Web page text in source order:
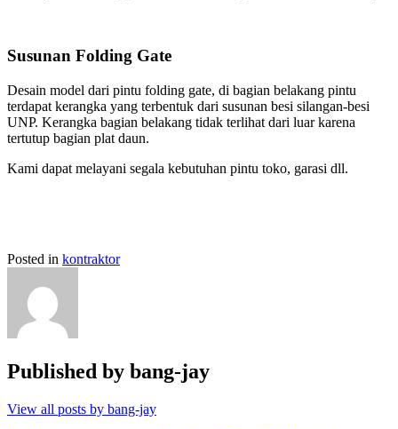
Susunan Folding Gate
Desain model dari pintu folding gate, di bagian belakang pintu
terdapat kerangka yang terbentuk dari susunan besi silangan-besi
UNP. Kerangka bagian belakang tidak terlihat dari luar karena
tertutup bagian plat daun.
Kami dapat melayani segala kebutuhan pintu toko, garasi dll.
Posted in kontraktor
Published by bang-jay
View all posts by bang-jay